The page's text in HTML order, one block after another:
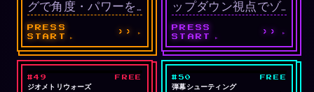
ごとに+100点が追加
されます。
グで角度・パワーを
設定してボールをホ
ールに入れる9ホール
コースのゴルフで
す。壁の反射物理と
共に、par 3基準で打
PRESS
START
››
ップダウン視点でゾ
ンビの群れを倒しな
がら30秒単位のウェ
ーブを耐え抜くサバ
イバルシューターで
す。各ウェーブ後に
PRESS
START
››
シューティング/アLIVE
#49 FREE
ジオメトリウォーズ
シューティング/回LIVE
#50 FREE
弾幕シューティング